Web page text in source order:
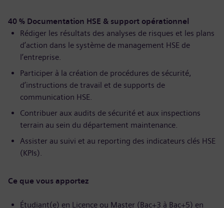
40 % Documentation HSE & support opérationnel
Rédiger les résultats des analyses de risques et les plans
d’action dans le système de management HSE de
l’entreprise.
Participer à la création de procédures de sécurité,
d’instructions de travail et de supports de
communication HSE.
Contribuer aux audits de sécurité et aux inspections
terrain au sein du département maintenance.
Assister au suivi et au reporting des indicateurs clés HSE
(KPIs).
Ce que vous apportez
Étudiant(e) en Licence ou Master (Bac+3 à Bac+5) en